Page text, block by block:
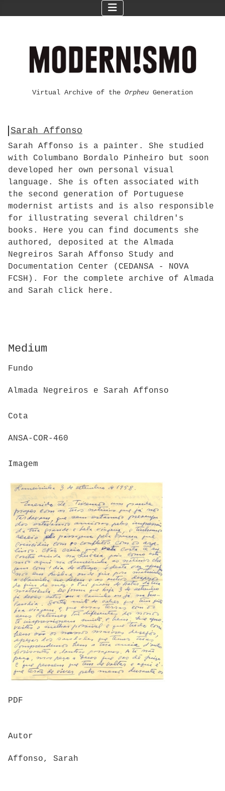
Virtual Archive of the Orpheu Generation
Sarah Affonso
Sarah Affonso is a painter. She studied
with Columbano Bordalo Pinheiro but soon
developed her own personal visual
language. She is often associated with
the second generation of Portuguese
modernist artists and is also responsible
for illustrating several children's
books. Here you can find documents she
authored, deposited at the Almada
Negreiros Sarah Affonso Study and
Documentation Center (CEDANSA - NOVA
FCSH). For the complete archive of Almada
and Sarah click here.
Medium
Fundo
Almada Negreiros e Sarah Affonso
Cota
ANSA-COR-460
Imagem
PDF
Autor
Affonso, Sarah